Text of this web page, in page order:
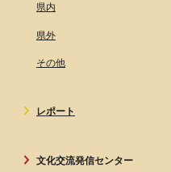
県内
県外
その他
レポート
文化交流発信センター